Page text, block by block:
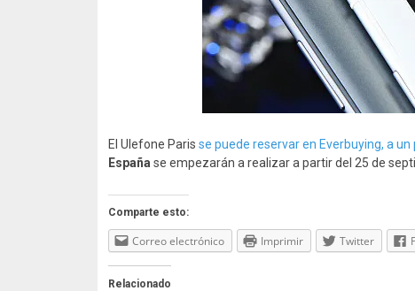
El Ulefone Paris se puede reservar en Everbuying, a
España se empezarán a realizar a partir del 25 de
Comparte esto:
Correo electrónico Imprimir Twitter
Relacionado